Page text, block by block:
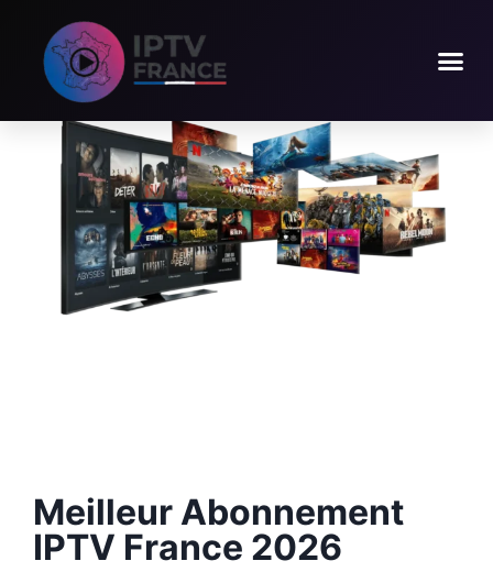
Meilleur Abonnement
IPTV France 2026